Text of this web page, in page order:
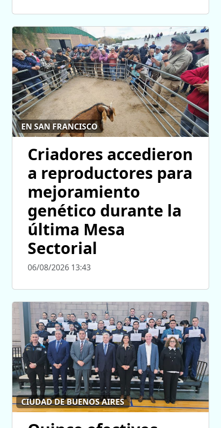
EN SAN FRANCISCO
Criadores accedieron
a reproductores para
mejoramiento
genético durante la
última Mesa
Sectorial
06/08/2026 13:43
CIUDAD DE BUENOS AIRES